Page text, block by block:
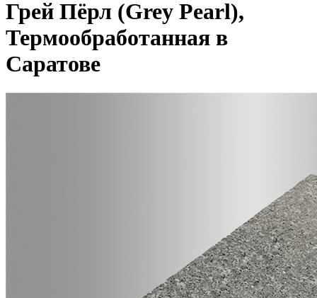
Грей Пёрл (Grey Pearl),
Термообработанная в
Саратове